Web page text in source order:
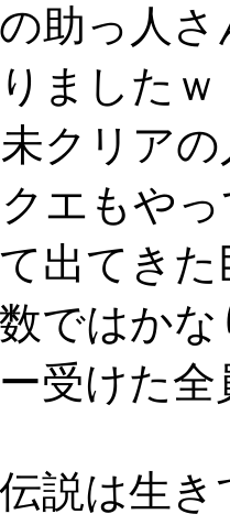
助っ人
ましたｗ
クリア
エもや
出てき
ではかな
受けた
説は生